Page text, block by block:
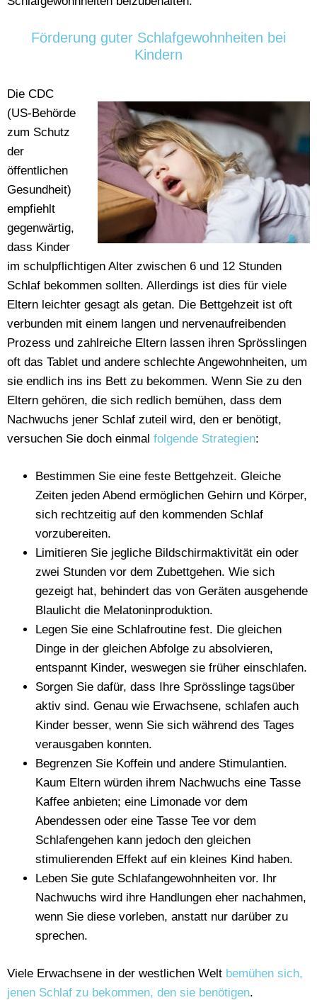
Förderung guter Schlafgewohnheiten bei
Kindern
Die CDC
(US-Behörde
zum Schutz
der
öffentlichen
Gesundheit)
empfiehlt
gegenwärtig,
dass Kinder
im schulpflichtigen Alter zwischen 6 und 12 Stunden
Schlaf bekommen sollten. Allerdings ist dies für viele
Eltern leichter gesagt als getan. Die Bettgehzeit ist oft
verbunden mit einem langen und nervenaufreibenden
Prozess und zahlreiche Eltern lassen ihren Sprösslingen
oft das Tablet und andere schlechte Angewohnheiten, um
sie endlich ins ins Bett zu bekommen. Wenn Sie zu den
Eltern gehören, die sich redlich bemühen, dass dem
Nachwuchs jener Schlaf zuteil wird, den er benötigt,
versuchen Sie doch einmal folgende Strategien:
Bestimmen Sie eine feste Bettgehzeit. Gleiche
Zeiten jeden Abend ermöglichen Gehirn und Körper,
sich rechtzeitig auf den kommenden Schlaf
vorzubereiten.
Limitieren Sie jegliche Bildschirmaktivität ein oder
zwei Stunden vor dem Zubettgehen. Wie sich
gezeigt hat, behindert das von Geräten ausgehende
Blaulicht die Melatoninproduktion.
Legen Sie eine Schlafroutine fest. Die gleichen
Dinge in der gleichen Abfolge zu absolvieren,
entspannt Kinder, weswegen sie früher einschlafen.
Sorgen Sie dafür, dass Ihre Sprösslinge tagsüber
aktiv sind. Genau wie Erwachsene, schlafen auch
Kinder besser, wenn Sie sich während des Tages
verausgaben konnten.
Begrenzen Sie Koffein und andere Stimulantien.
Kaum Eltern würden ihrem Nachwuchs eine Tasse
Kaffee anbieten; eine Limonade vor dem
Abendessen oder eine Tasse Tee vor dem
Schlafengehen kann jedoch den gleichen
stimulierenden Effekt auf ein kleines Kind haben.
Leben Sie gute Schlafangewohnheiten vor. Ihr
Nachwuchs wird ihre Handlungen eher nachahmen,
wenn Sie diese vorleben, anstatt nur darüber zu
sprechen.
Viele Erwachsene in der westlichen Welt bemühen sich,
jenen Schlaf zu bekommen, den sie benötigen.